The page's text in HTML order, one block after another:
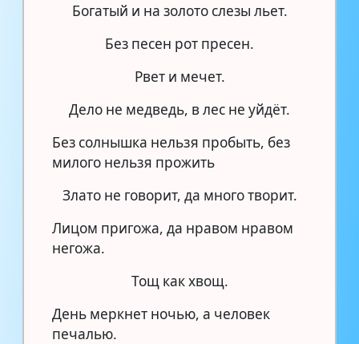
Богатый и на золото слезы льет.
Без песен рот пресен.
Рвет и мечет.
Дело не медведь, в лес не уйдёт.
Без солнышка нельзя пробыть, без
милого нельзя прожить
Злато не говорит, да много творит.
Лицом пригожа, да нравом нравом
негожа.
Тощ как хвощ.
День меркнет ночью, а человек
печалью.